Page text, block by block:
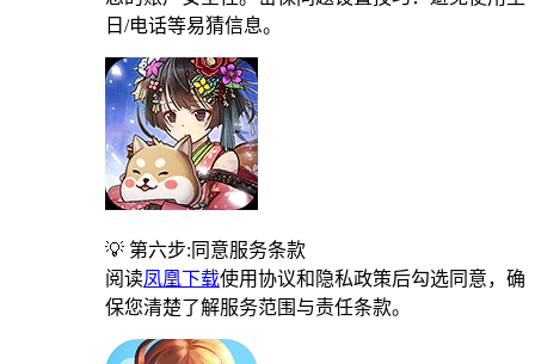
日/电话等易猜信息。
💡 第六步:同意服务条款
阅读凤凰下载使用协议和隐私政策后勾选同意，确
保您清楚了解服务范围与责任条款。